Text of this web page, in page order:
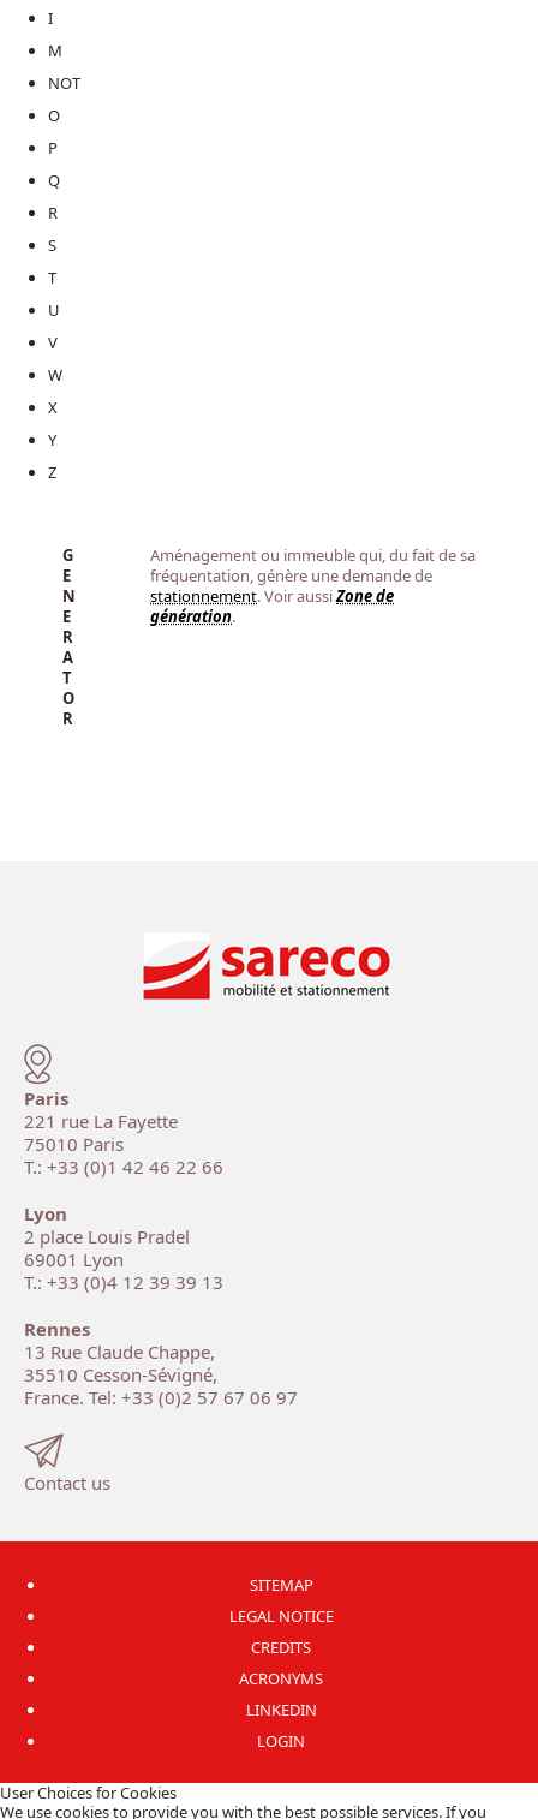
I
M
NOT
O
P
Q
R
S
T
U
V
W
X
Y
Z
G
E
N
E
R
A
T
O
R
Aménagement ou immeuble qui, du fait de sa
fréquentation, génère une demande de
stationnement. Voir aussiZone de
génération.
Paris
221 rue La Fayette
75010 Paris
T.: +33 (0)1 42 46 22 66
Lyon
2 place Louis Pradel
69001 Lyon
T.: +33 (0)4 12 39 39 13
Rennes
13 Rue Claude Chappe,
35510 Cesson-Sévigné,
France. Tel: +33 (0)2 57 67 06 97
Contact us
SITEMAP
LEGAL NOTICE
CREDITS
ACRONYMS
LINKEDIN
LOGIN
User Choices for Cookies
We use cookies to provide you with the best possible services. If you